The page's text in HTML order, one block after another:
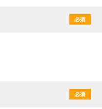
必須
必須